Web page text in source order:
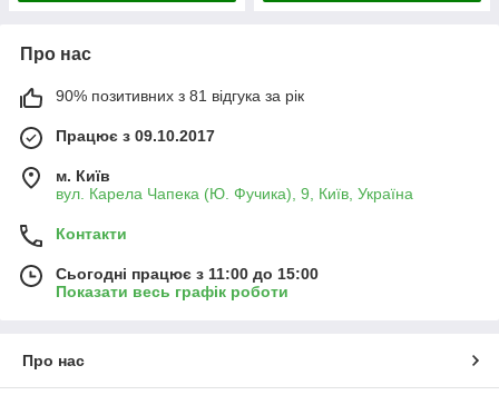
Про нас
90% позитивних з 81 відгука за рік
Працює з 09.10.2017
м. Київ
вул. Карела Чапека (Ю. Фучика), 9, Київ, Україна
Контакти
Сьогодні працює з 11:00 до 15:00
Показати весь графік роботи
Про нас